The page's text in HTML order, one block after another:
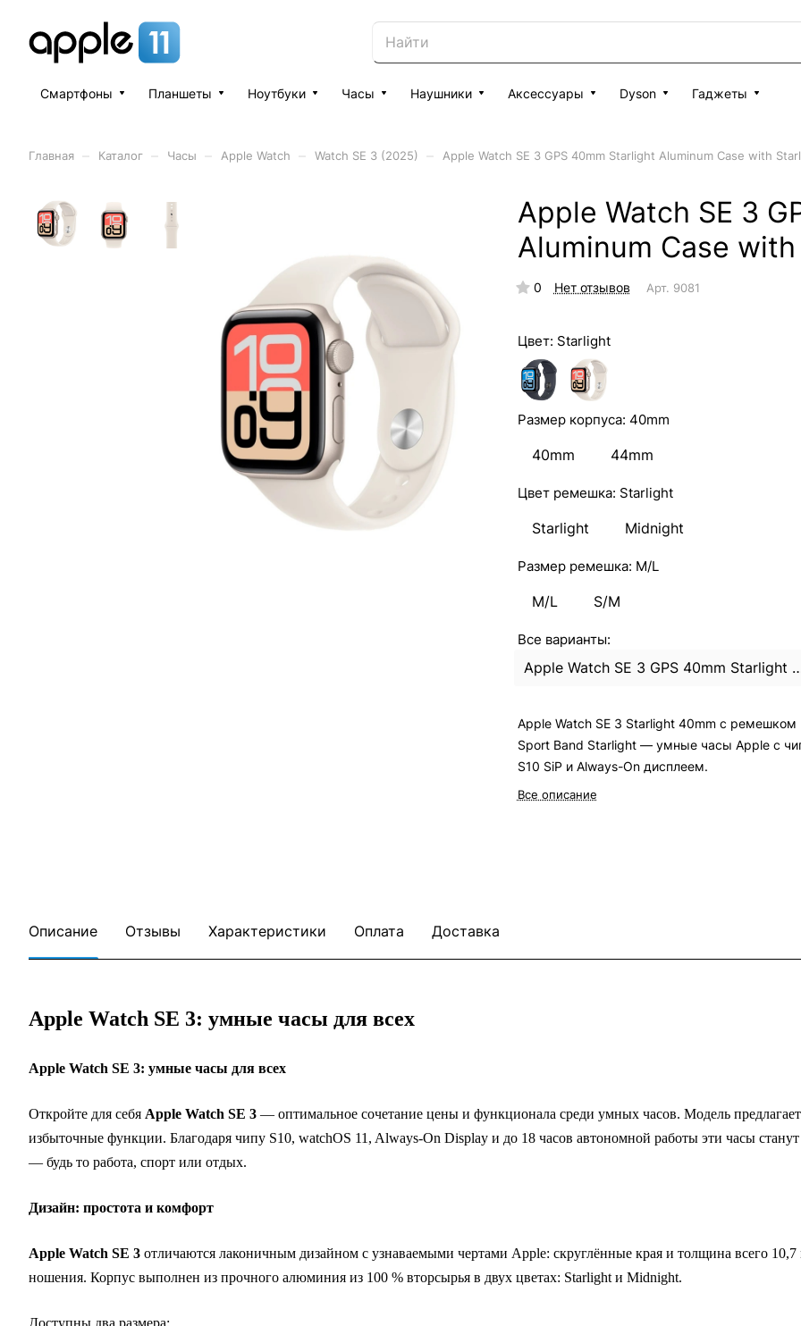
Смартфоны Планшеты Ноутбуки Часы Наушники Аксессуары Dyson Гаджеты
Главная Каталог Часы Apple Watch Watch SE 3 (2025) Apple Watch SE 3 GPS 40mm Starlight Aluminum Case with
Apple Watch SE 3
Aluminum Case
0 Нет отзывов Арт. 9081
Цвет: Starlight
Размер корпуса: 40mm
40mm 44mm
Цвет ремешка: Starlight
Starlight Midnight
Размер ремешка: M/L
M/L S/M
Все варианты:
Apple Watch SE 3 GPS 40mm Starlight
Apple Watch SE 3 Starlight 40mm с ремешком
Sport Band Starlight — умные часы Apple с
S10 SiP и Always-On дисплеем.
Все описание
Описание Отзывы Характеристики Оплата Доставка
Apple Watch SE 3: умные часы для всех
Apple Watch SE 3: умные часы для всех
Откройте для себя Apple Watch SE 3 — оптимальное сочетание цены и функционала среди умных часов. Модель
избыточные функции. Благодаря чипу S10, watchOS 11, Always‑On Display и до 18 часов автономной работы эти часы
— будь то работа, спорт или отдых.
Дизайн: простота и комфорт
Apple Watch SE 3 отличаются лаконичным дизайном с узнаваемыми чертами Apple: скруглённые края и толщина всего
ношения. Корпус выполнен из прочного алюминия из 100 % вторсырья в двух цветах: Starlight и Midnight.
Доступны два размера: